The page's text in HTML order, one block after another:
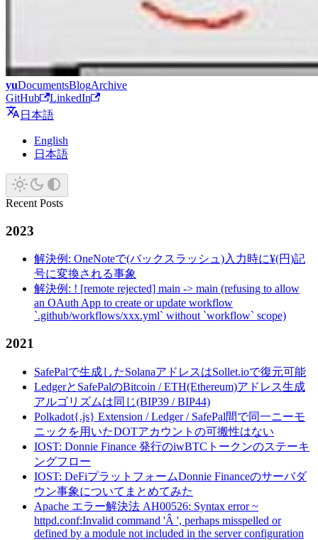
yuDocumentsBlogArchive
GitHub
LinkedIn
日本語
English
日本語
Recent Posts
2023
解決例: OneNoteで(バックスラッシュ)入力時に¥(円)記
号に変換される事象
解決例: ! [remote rejected] main -> main (refusing to allow
an OAuth App to create or update workflow
`.github/workflows/xxx.yml` without `workflow` scope)
2021
SafePalで生成したSolanaアドレスはSollet.ioで復元可能
LedgerとSafePalのBitcoin / ETH(Ethereum)アドレス生成
アルゴリズムは同じ(BIP39 / BIP44)
Polkadot{.js} Extension / Ledger / SafePal間で同一ニーモ
ニックを用いたDOTアカウントの可搬性はない
IOST: Donnie Finance 発行のiwBTCトークンのステーキ
ングフロー
IOST: DeFiプラットフォームDonnie Financeのサーバダ
ウン事象についてまとめてみた
Apache エラー解決法 AH00526: Syntax error ~
httpd.conf:Invalid command 'Â ', perhaps misspelled or
defined by a module not included in the server configuration